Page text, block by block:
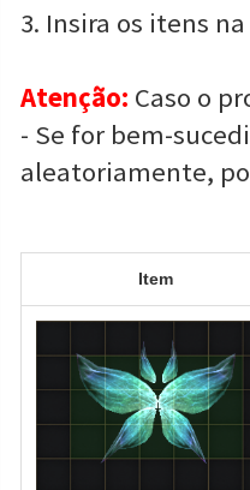
3. Insira os itens
Atenção: Caso o
- Se for bem-
aleatoriamente,
Item